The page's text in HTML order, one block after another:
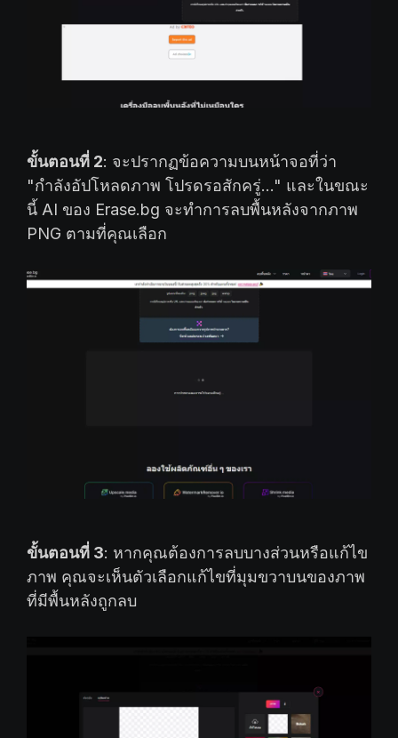
ขั้นตอนที่ 2: จะปรากฏข้อความบนหน้าจอที่ว่า
"กำลังอัปโหลดภาพ โปรดรอสักครู่..." และในขณะ
นี้ AI ของ Erase.bg จะทำการลบพื้นหลังจากภาพ
PNG ตามที่คุณเลือก
ขั้นตอนที่ 3: หากคุณต้องการลบบางส่วนหรือแก้ไข
ภาพ คุณจะเห็นตัวเลือกแก้ไขที่มุมขวาบนของภาพ
ที่มีพื้นหลังถูกลบ